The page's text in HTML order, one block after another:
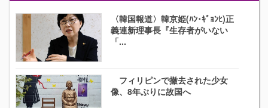
〈韓国報道〉韓京姫(ﾊﾝ･ｷﾞｮﾝﾋ)正
義連新理事長『生存者がいない
「...
フィリピンで撤去された少女
像、8年ぶりに故国へ